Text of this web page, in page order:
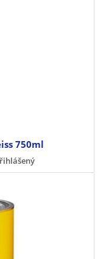
750ml